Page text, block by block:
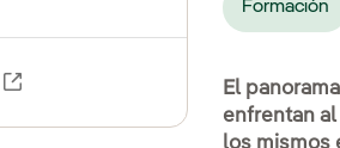
Enlace externo, se abre en
Formación
El
enfrentan
los mismos